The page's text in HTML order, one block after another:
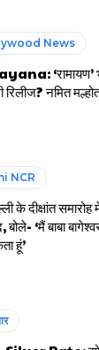
News
‘रामायण’
रिलीज? नमित
NCR
के दीक्षांत
बोले- ‘मैं बाबा
हूं’